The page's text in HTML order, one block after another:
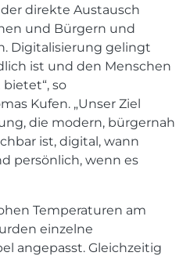
direkte Austausch
und Bürgern und
Digitalisierung gelingt
ist und den Menschen
so
Kufen. „Unser Ziel
die modern, bürgernah
ist, digital, wann
persönlich, wenn es
Temperaturen am
einzelne
angepasst. Gleichzeitig